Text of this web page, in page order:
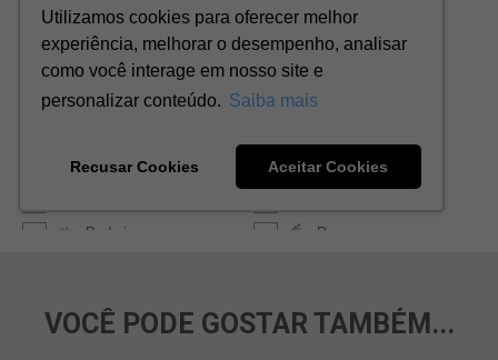
VOCÊ PODE GOSTAR TAMBÉM...